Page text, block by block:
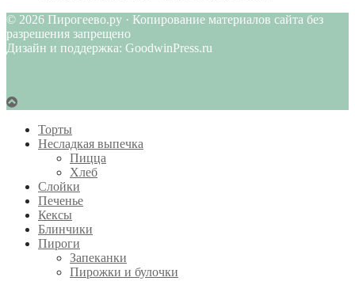
© 2026 Пирогеево.ру · Копирование материалов сайта без
разрешения запрещено
Дизайн и поддержка: GoodwinPress.ru
Торты
Несладкая выпечка
Пицца
Хлеб
Слойки
Печенье
Кексы
Блинчики
Пироги
Запеканки
Пирожки и булочки